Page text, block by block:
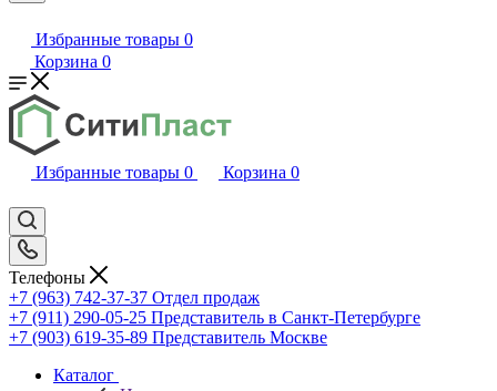
Избранные товары 0
Корзина 0
Избранные товары 0 Корзина 0
Телефоны
+7 (963) 742-37-37 Отдел продаж
+7 (911) 290-05-25 Представитель в Санкт-Петербурге
+7 (903) 619-35-89 Представитель Москве
Каталог